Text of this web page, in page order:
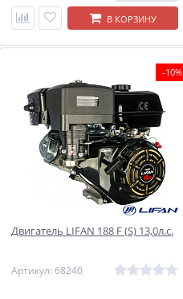
В КОРЗИНУ
-10%
Двигатель LIFAN 188 F (S) 13,0л.с.
Артикул: 68240